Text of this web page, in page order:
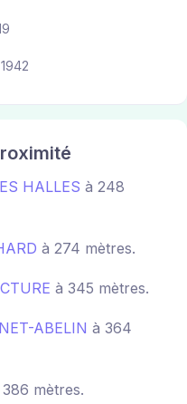
HALLES à 248
à 274 mètres.
à 345 mètres.
ABELIN à 364
mètres.